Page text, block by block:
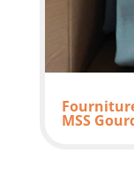
MSS